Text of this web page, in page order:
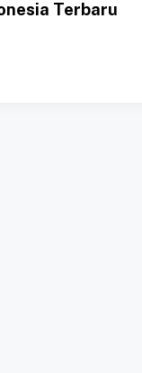
Terbaru